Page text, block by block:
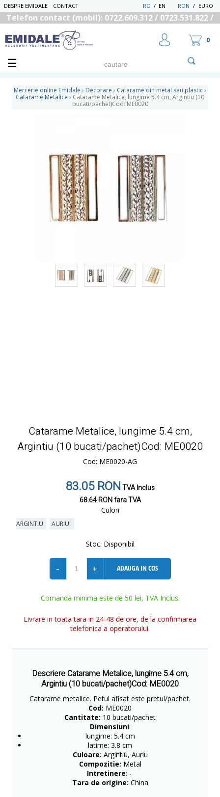
DESPRE EMIDALE CONTACT RON / EURO
EN
/
RO
Telefon contact (mobil): 0722.609.312 / 0723.531.822 /
0
Mercerie online Emidale › Decorare › Catarame din metal sau plastic›
Catarame Metalice › Catarame Metalice, lungime 5.4 cm, Argintiu (10
bucati/pachet)Cod: ME0020
Catarame Metalice, lungime 5.4 cm,
Argintiu (10 bucati/pachet)Cod: ME0020
Cod: ME0020-AG
83.05 RONTVA Inclus
68.64 RONfara TVA
Culori
ARGINTIU AURIU
Stoc: Disponibil
- + ADAUGA IN COS
Comanda minima este de 50 lei, TVA Inclus.
Livrare in toata tara in 24-48 de ore, de la confirmarea
telefonica a operatorului.
Descriere Catarame Metalice, lungime 5.4 cm,
Argintiu (10 bucati/pachet)Cod: ME0020
Catarame metalice. Petul afisat este pretul/pachet.
Cod: ME0020
Cantitate: 10 bucati/pachet
Dimensiuni:
lungime: 5.4 cm
latime: 3.8 cm
Culoare: Argintiu, Auriu
Compozitie: Metal
Intretinere: -
Tara de origine: China